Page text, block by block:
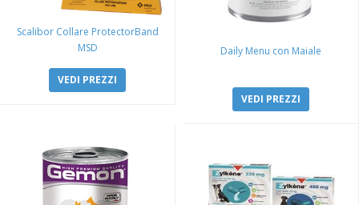
Scalibor Collare ProtectorBand
MSD
VEDI PREZZI
Daily Menu con Maiale
VEDI PREZZI